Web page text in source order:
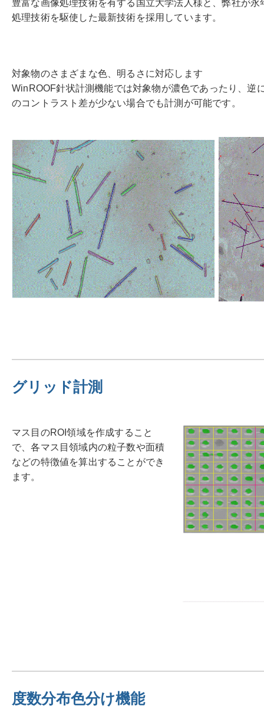
豊富な画像処理技術を有する国立大学法人様と、弊社が
処理技術を駆使した最新技術を採用しています。
対象物のさまざまな色、明るさに対応します
WinROOF針状計測機能では対象物が濃色であったり、逆
のコントラスト差が少ない場合でも計測が可能です。
グリッド計測
マス目のROI領域を作成すること
で、各マス目領域内の粒子数や面積
などの特徴値を算出することができ
ます。
度数分布色分け機能